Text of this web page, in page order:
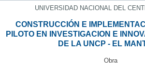
UNIVERSIDAD NACIONAL DEL
CONSTRUCCIÓN E
PILOTO EN INVESTIGACION E
DE LA UNCP - EL
Obra